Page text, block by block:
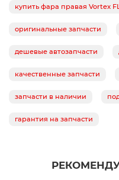
купить фара правая Vortex
оригинальные запчасти
дешевые автозапчасти
качественные запчасти
запчасти в наличии
гарантия на запчасти